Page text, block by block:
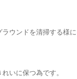
ラウンドを清掃する様
いに保つ為です。